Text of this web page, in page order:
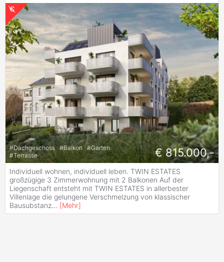
#Dachgeschoss #Balkon #Garten
#Terrasse € 815.000,-
Individuell wohnen, individuell leben. TWIN ESTATES
großzügige 3 Zimmerwohnung mit 2 Balkonen Auf der
Liegenschaft entsteht mit TWIN ESTATES in allerbester
Villenlage die gelungene Verschmelzung von klassischer
Bausubstanz... [Mehr]